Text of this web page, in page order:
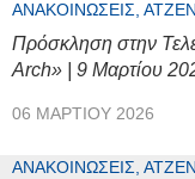
ΑΝΑΚΟΙΝΏΣΕΙΣ,
Πρόσκληση στην
Arch» | 9 Μαρτίου
06 ΜΑΡΤΊΟΥ 2026
ΑΝΑΚΟΙΝΏΣΕΙΣ,